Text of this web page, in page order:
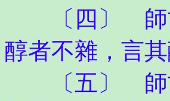
〔四〕 師古
醇者不雜，言
〔五〕 師古